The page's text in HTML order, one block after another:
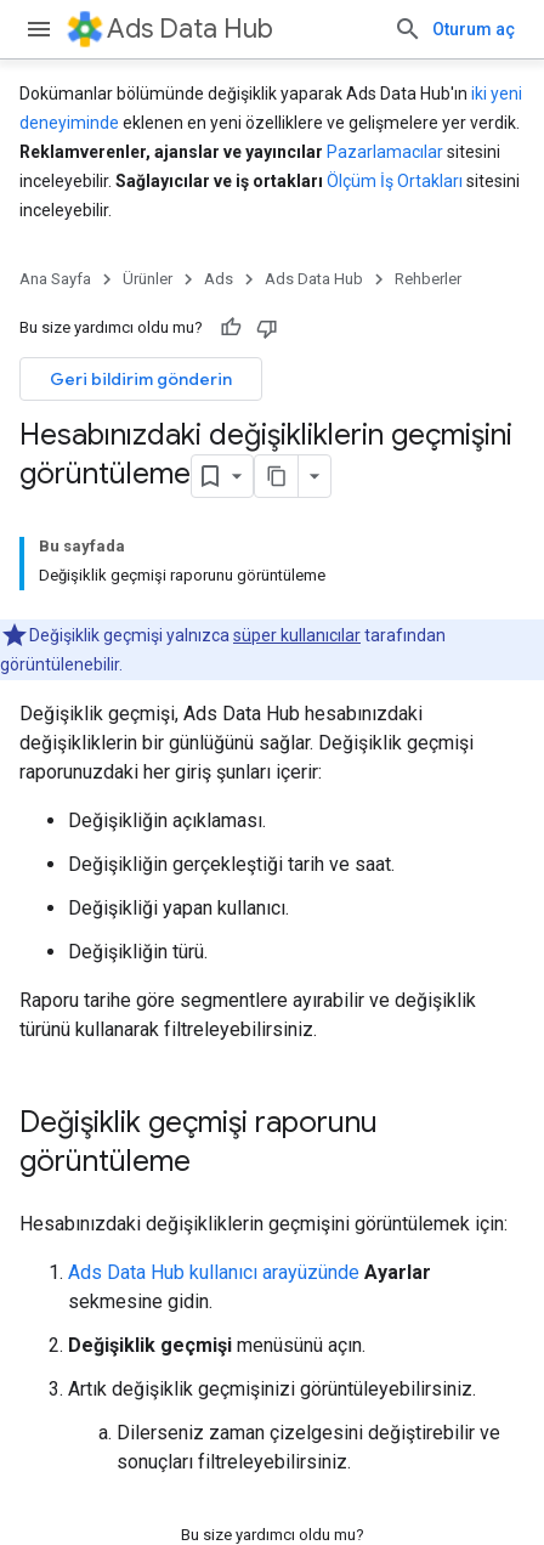
Ads Data Hub Oturum aç
Dokümanlar bölümünde değişiklik yaparak Ads Data Hub'ın iki yeni
deneyiminde eklenen en yeni özelliklere ve gelişmelere yer verdik.
Reklamverenler, ajanslar ve yayıncılar Pazarlamacılarsitesini
inceleyebilir. Sağlayıcılar ve iş ortakları Ölçüm İş Ortakları sitesini
inceleyebilir.
Ana Sayfa Ürünler Ads Ads Data Hub Rehberler
Bu size yardımcı oldu mu?
Geri bildirim gönderin
Hesabınızdaki değişikliklerin geçmişini
görüntüleme
Bu sayfada
Değişiklik geçmişi raporunu görüntüleme
Değişiklik geçmişi yalnızca süper kullanıcılartarafından
görüntülenebilir.
Değişiklik geçmişi, Ads Data Hub hesabınızdaki
değişikliklerin bir günlüğünü sağlar. Değişiklik geçmişi
raporunuzdaki her giriş şunları içerir:
Değişikliğin açıklaması.
Değişikliğin gerçekleştiği tarih ve saat.
Değişikliği yapan kullanıcı.
Değişikliğin türü.
Raporu tarihe göre segmentlere ayırabilir ve değişiklik
türünü kullanarak filtreleyebilirsiniz.
Değişiklik geçmişi raporunu
görüntüleme
Hesabınızdaki değişikliklerin geçmişini görüntülemek için:
Ads Data Hub kullanıcı arayüzünde Ayarlar
sekmesine gidin.
Değişiklik geçmişi menüsünü açın.
Artık değişiklik geçmişinizi görüntüleyebilirsiniz.
Dilerseniz zaman çizelgesini değiştirebilir ve
sonuçları filtreleyebilirsiniz.
Bu size yardımcı oldu mu?